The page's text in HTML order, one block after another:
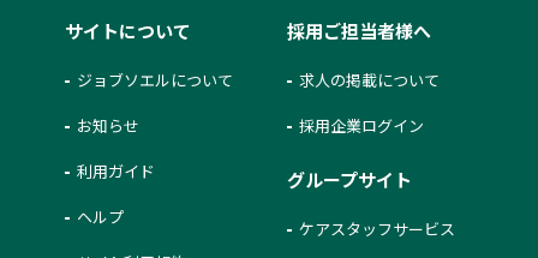
サイトについて
ジョブソエルについて
お知らせ
利用ガイド
ヘルプ
採用ご担当者様へ
求人の掲載について
採用企業ログイン
グループサイト
ケアスタッフサービス